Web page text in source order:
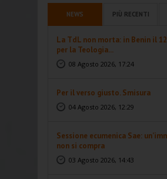
NEWS PIÙ RECENTI
La TdL non morta: in Benin il
per la Teologia...
08 Agosto 2026, 17:24
Per il verso giusto. Smisura
04 Agosto 2026, 12:29
Sessione ecumenica Sae:
non si compra
03 Agosto 2026, 14:43